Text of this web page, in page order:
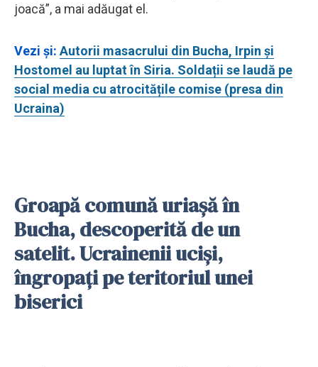
joacă”, a mai adăugat el.
Vezi și: Autorii masacrului din Bucha, Irpin și
Hostomel au luptat în Siria. Soldații se laudă pe
social media cu atrocitățile comise (presa din
Ucraina)
Groapă comună uriașă în
Bucha, descoperită de un
satelit. Ucrainenii uciși,
îngropați pe teritoriul unei
biserici